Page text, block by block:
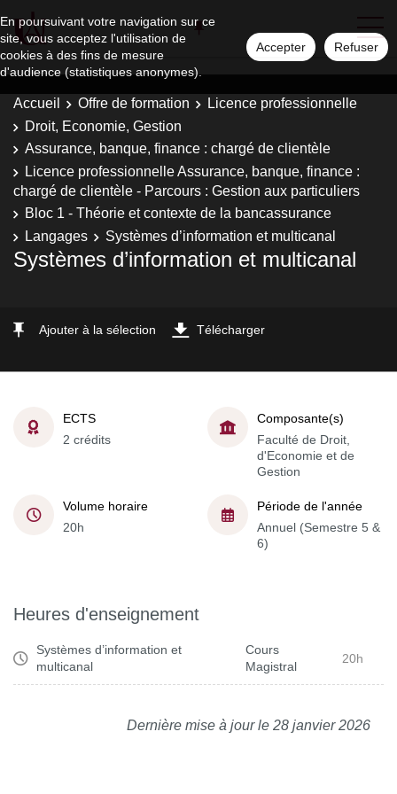
En poursuivant votre navigation sur ce
site, vous acceptez l'utilisation de
cookies à des fins de mesure
d'audience (statistiques anonymes).
Accepter Refuser
Accueil Offre de formation
Licence professionnelle
Droit, Economie, Gestion
Assurance, banque, finance : chargé de clientèle
Licence professionnelle Assurance, banque, finance :
chargé de clientèle - Parcours : Gestion aux particuliers
Bloc 1 - Théorie et contexte de la bancassurance
Langages
Systèmes d’information et multicanal
Systèmes d’information et multicanal
Ajouter à la sélection Télécharger
ECTS
2 crédits
Composante(s)
Faculté de Droit,
d'Economie et de
Gestion
Volume horaire
20h
Période de l'année
Annuel (Semestre 5 &
6)
Heures d'enseignement
Systèmes d’information et
multicanal
Cours
Magistral
20h
Dernière mise à jour le 28 janvier 2026